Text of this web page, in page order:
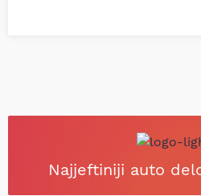
Najjeftiniji auto